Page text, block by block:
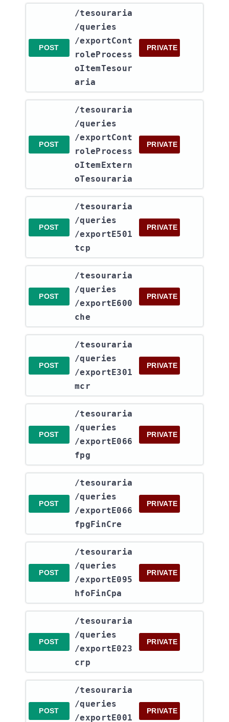
POST
​/tesouraria​
/queries​
/exportCont
roleProcess
oItemTesour
aria
PRIVATE
POST
​/tesouraria​
/queries​
/exportCont
roleProcess
oItemExtern
oTesouraria
PRIVATE
POST
​/tesouraria​
/queries​
/exportE501
tcp
PRIVATE
POST
​/tesouraria​
/queries​
/exportE600
che
PRIVATE
POST
​/tesouraria​
/queries​
/exportE301
mcr
PRIVATE
POST
​/tesouraria​
/queries​
/exportE066
fpg
PRIVATE
POST
​/tesouraria​
/queries​
/exportE066
fpgFinCre
PRIVATE
POST
​/tesouraria​
/queries​
/exportE095
hfoFinCpa
PRIVATE
POST
​/tesouraria​
/queries​
/exportE023
crp
PRIVATE
POST
​/tesouraria​
/queries​
/exportE001
PRIVATE